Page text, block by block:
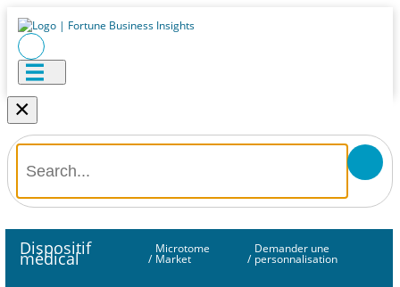
×
Dispositif
médical /
Microtome
Market /
Demander une
personnalisation